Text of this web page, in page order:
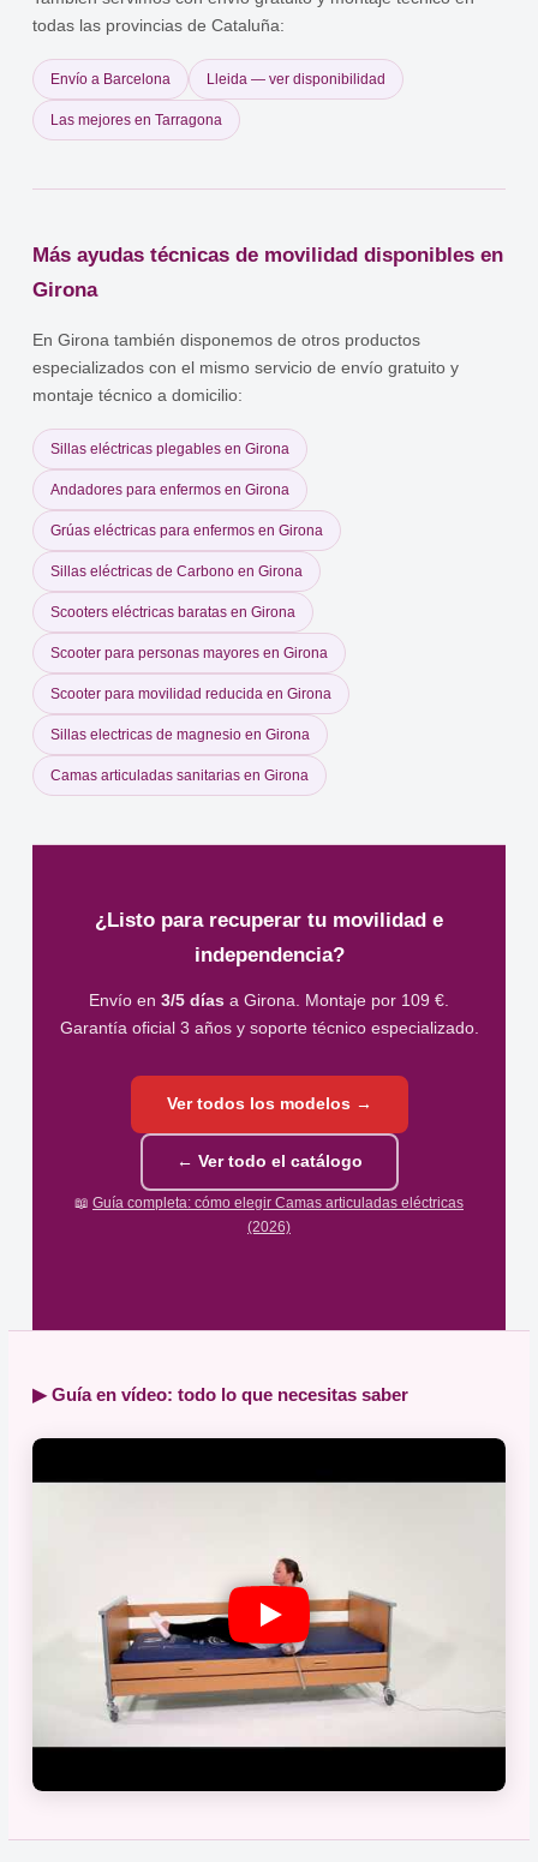
todas las provincias de Cataluña:
Envío a Barcelona Lleida — ver disponibilidad
Las mejores en Tarragona
Más ayudas técnicas de movilidad disponibles en
Girona
En Girona también disponemos de otros productos
especializados con el mismo servicio de envío gratuito y
montaje técnico a domicilio:
Sillas eléctricas plegables en Girona
Andadores para enfermos en Girona
Grúas eléctricas para enfermos en Girona
Sillas eléctricas de Carbono en Girona
Scooters eléctricas baratas en Girona
Scooter para personas mayores en Girona
Scooter para movilidad reducida en Girona
Sillas electricas de magnesio en Girona
Camas articuladas sanitarias en Girona
¿Listo para recuperar tu movilidad e
independencia?
Envío en 3/5 días a Girona. Montaje por 109 €.
Garantía oficial 3 años y soporte técnico especializado.
Ver todos los modelos →
← Ver todo el catálogo
📖 Guía completa: cómo elegir Camas articuladas eléctricas
(2026)
▶ Guía en vídeo: todo lo que necesitas saber